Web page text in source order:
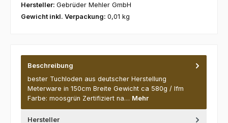
Hersteller: Gebrüder Mehler GmbH
Gewicht inkl. Verpackung: 0,01 kg
Beschreibung
bester Tuchloden aus deutscher Herstellung
Meterware in 150cm Breite Gewicht ca 580g / lfm
Farbe: moosgrün Zertifiziert na… Mehr
Hersteller